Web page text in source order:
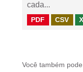
cada...
PDF CSV
Você também